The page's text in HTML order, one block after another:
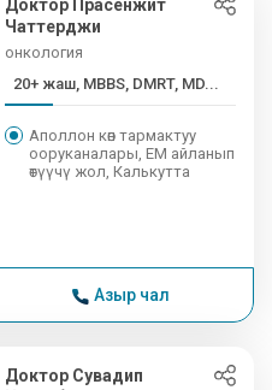
Доктор Прасенжит
Чаттерджи
онкология
20+ жаш, MBBS, DMRT, MD...
Аполлон көп тармактуу
ооруканалары, EM айланып
өтүүчү жол, Калькутта
Азыр чал
Доктор Сувадип